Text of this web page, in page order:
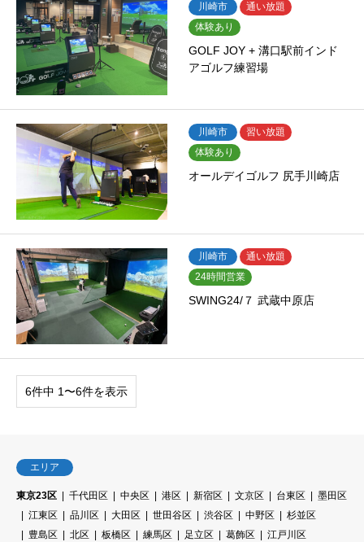
川崎市
通い放題
体験あり
GOLF JOY + 溝口駅前インド
アゴルフ練習場
川崎市
習い放題
体験あり
オールデイゴルフ 尻手川崎店
川崎市
通い放題
24時間営業
SWING24/７ 武蔵中原店
6件中 1〜6件を表示
エリア
東京23区 千代田区 中央区 港区 新宿区 文京区 台東区
墨田区
江東区
品川区 大田区 世田谷区 渋谷区 中野区
杉並区
豊島区
北区 板橋区 練馬区 足立区 葛飾区
江戸川区